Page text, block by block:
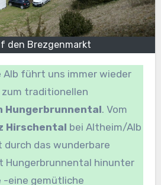
den Brezgenmarkt
zum traditionellen
Hungerbrunnental. Vom
Hirschental bei Altheim/Alb
das wunderbare
Hungerbrunnental hinunter
-eine gemütliche